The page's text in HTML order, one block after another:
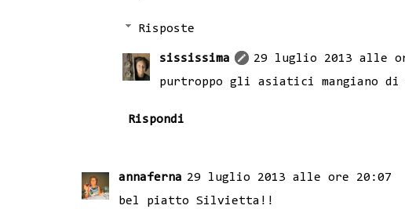
Risposte
sississima
29 luglio 2013 alle
purtroppo gli asiatici
Rispondi
annaferna 29 luglio 2013 alle ore 20:07
bel piatto Silvietta!!